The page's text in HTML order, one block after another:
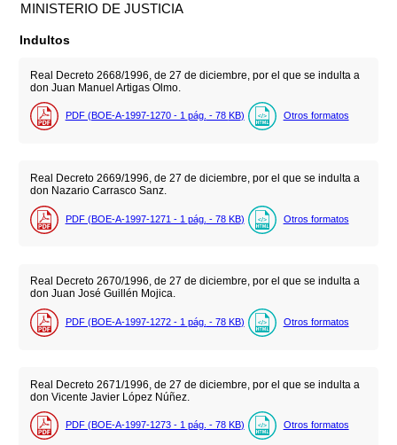
MINISTERIO DE JUSTICIA
Indultos
Real Decreto 2668/1996, de 27 de diciembre, por el que se indulta a
don Juan Manuel Artigas Olmo.
PDF (BOE-A-1997-1270 - 1 pág. - 78 KB) Otros formatos
Real Decreto 2669/1996, de 27 de diciembre, por el que se indulta a
don Nazario Carrasco Sanz.
PDF (BOE-A-1997-1271 - 1 pág. - 78 KB) Otros formatos
Real Decreto 2670/1996, de 27 de diciembre, por el que se indulta a
don Juan José Guillén Mojica.
PDF (BOE-A-1997-1272 - 1 pág. - 78 KB) Otros formatos
Real Decreto 2671/1996, de 27 de diciembre, por el que se indulta a
don Vicente Javier López Núñez.
PDF (BOE-A-1997-1273 - 1 pág. - 78 KB) Otros formatos